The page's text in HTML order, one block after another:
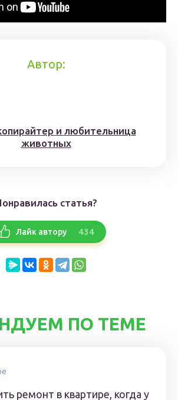
Автор:
и любительница
животных
статья?
Лайк автору 434
ПО ТЕМЕ
ремонт в квартире, когда у